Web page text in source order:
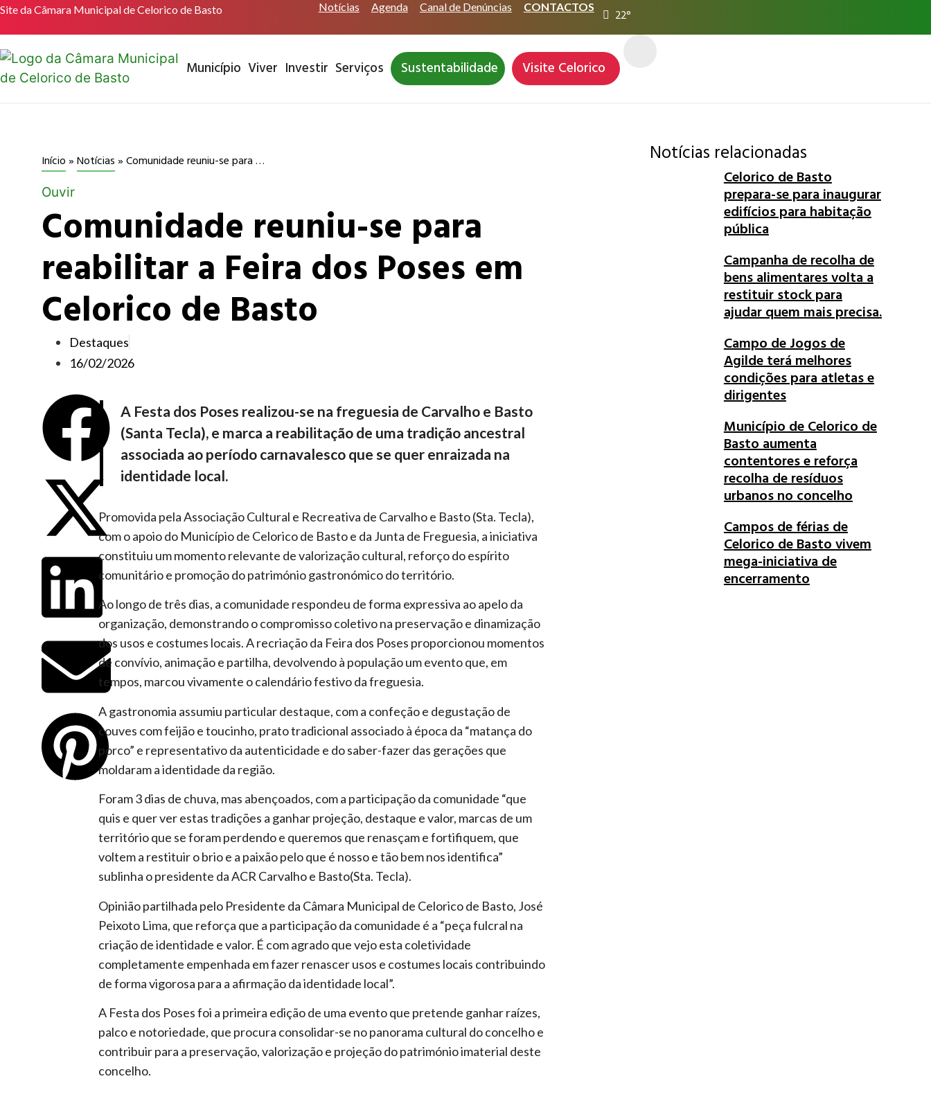
Site da Câmara Municipal de Celorico de Basto Notícias Agenda Canal de Denúncias CONTACTOS
22°
Município Viver Investir Serviços Sustentabilidade Visite Celorico
Início»Notícias» Comunidade reuniu-se para reabilitar a Feira dos Poses em Celorico de Basto
Ouvir
Comunidade reuniu-se para
reabilitar a Feira dos Poses em
Celorico de Basto
Destaques
16/02/2026
A Festa dos Poses realizou-se na freguesia de Carvalho e Basto
(Santa Tecla), e marca a reabilitação de uma tradição ancestral
associada ao período carnavalesco que se quer enraizada na
identidade local.
Promovida pela Associação Cultural e Recreativa de Carvalho e Basto (Sta. Tecla),
com o apoio do Município de Celorico de Basto e da Junta de Freguesia, a iniciativa
constituiu um momento relevante de valorização cultural, reforço do espírito
comunitário e promoção do património gastronómico do território.
Ao longo de três dias, a comunidade respondeu de forma expressiva ao apelo da
organização, demonstrando o compromisso coletivo na preservação e dinamização
dos usos e costumes locais. A recriação da Feira dos Poses proporcionou momentos
de convívio, animação e partilha, devolvendo à população um evento que, em
tempos, marcou vivamente o calendário festivo da freguesia.
A gastronomia assumiu particular destaque, com a confeção e degustação de
couves com feijão e toucinho, prato tradicional associado à época da “matança do
porco” e representativo da autenticidade e do saber-fazer das gerações que
moldaram a identidade da região.
Foram 3 dias de chuva, mas abençoados, com a participação da comunidade “que
quis e quer ver estas tradições a ganhar projeção, destaque e valor, marcas de um
território que se foram perdendo e queremos que renasçam e fortifiquem, que
voltem a restituir o brio e a paixão pelo que é nosso e tão bem nos identifica”
sublinha o presidente da ACR Carvalho e Basto(Sta. Tecla).
Opinião partilhada pelo Presidente da Câmara Municipal de Celorico de Basto, José
Peixoto Lima, que reforça que a participação da comunidade é a “peça fulcral na
criação de identidade e valor. É com agrado que vejo esta coletividade
completamente empenhada em fazer renascer usos e costumes locais contribuindo
de forma vigorosa para a afirmação da identidade local”.
A Festa dos Poses foi a primeira edição de uma evento que pretende ganhar raízes,
palco e notoriedade, que procura consolidar-se no panorama cultural do concelho e
contribuir para a preservação, valorização e projeção do património imaterial deste
concelho.
Notícias relacionadas
Celorico de Basto
prepara-se para inaugurar
edifícios para habitação
pública
Campanha de recolha de
bens alimentares volta a
restituir stock para
ajudar quem mais precisa.
Campo de Jogos de
Agilde terá melhores
condições para atletas e
dirigentes
Município de Celorico de
Basto aumenta
contentores e reforça
recolha de resíduos
urbanos no concelho
Campos de férias de
Celorico de Basto vivem
mega-iniciativa de
encerramento